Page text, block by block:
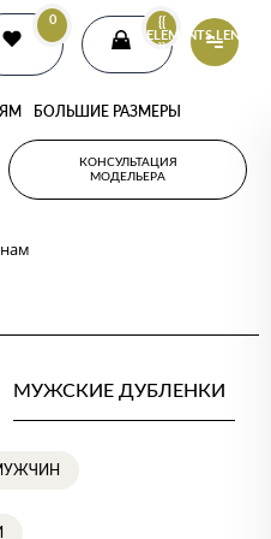
0
{{
ELEMENTS.LENGTH
}}
БОЛЬШИЕ РАЗМЕРЫ
КОНСУЛЬТАЦИЯ
МОДЕЛЬЕРА
МУЖСКИЕ ДУБЛЕНКИ